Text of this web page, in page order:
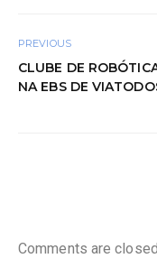
PREVIOUS
CLUBE DE
NA EBS DE
Comments are